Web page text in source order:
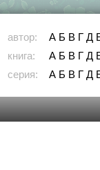
автор: А Б В Г Д
книга:
А Б В Г Д
серия:
А Б В Г Д